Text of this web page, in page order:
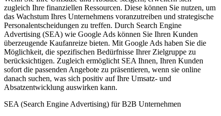
zugleich Ihre finanziellen Ressourcen. Diese können Sie nutzen, um
das Wachstum Ihres Unternehmens voranzutreiben und strategische
Personalentscheidungen zu treffen. Durch Search Engine
Advertising (SEA) wie Google Ads können Sie Ihren Kunden
überzeugende Kaufanreize bieten. Mit Google Ads haben Sie die
Möglichkeit, die spezifischen Bedürfnisse Ihrer Zielgruppe zu
berücksichtigen. Zugleich ermöglicht SEA Ihnen, Ihren Kunden
sofort die passenden Angebote zu präsentieren, wenn sie online
danach suchen, was sich positiv auf Ihre Umsatz- und
Absatzentwicklung auswirken kann.
SEA (Search Engine Advertising) für B2B Unternehmen